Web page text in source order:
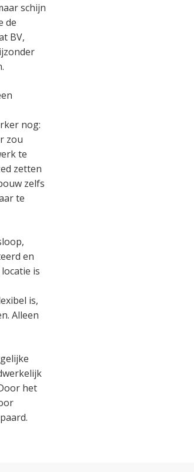
schijn
de
BV,
nog:
zou
te
zetten
zelfs
te
en
is
is,
Alleen
het